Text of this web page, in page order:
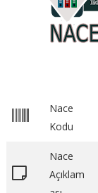
Nace
Kodu
Nace
Açıklam